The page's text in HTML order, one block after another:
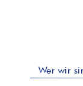
Wer wir